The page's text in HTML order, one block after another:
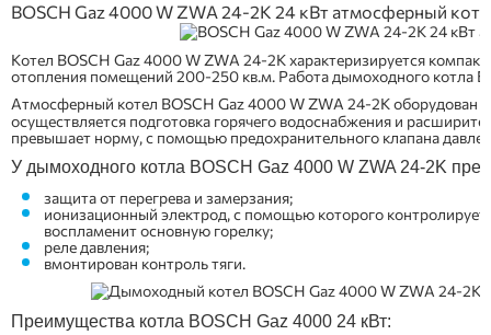
BOSCH Gaz 4000 W ZWA 24-2K 24 кВт атмосферный
Котел BOSCH Gaz 4000 W ZWA 24-2K характеризируется
отопления помещений 200-250 кв.м. Работа дымоходного котла
Атмосферный котел BOSCH Gaz 4000 W ZWA 24-2K оборудован
осуществляется подготовка горячего водоснабжения и
превышает норму, с помощью предохранительного клапана
У дымоходного котла BOSCH Gaz 4000 W ZWA 24-2K
защита от перегрева и замерзания;
ионизационный электрод, с помощью которого
воспламенит основную горелку;
реле давления;
вмонтирован контроль тяги.
Преимущества котла BOSCH Gaz 4000 24 кВт: